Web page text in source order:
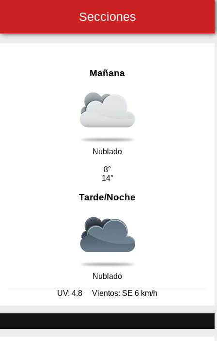
Secciones
Mañana
Nublado
8°
14°
Tarde/Noche
Nublado
UV: 4.8 Vientos: SE 6 km/h